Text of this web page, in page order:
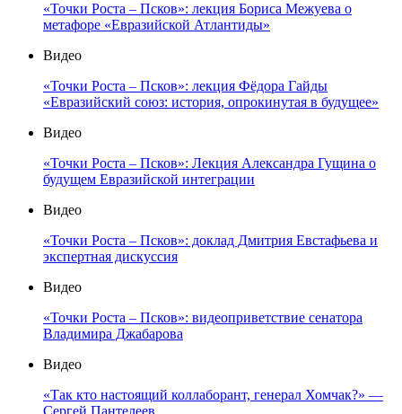
«Точки Роста – Псков»: лекция Бориса Межуева о
метафоре «Евразийской Атлантиды»
Видео
«Точки Роста – Псков»: лекция Фёдора Гайды
«Евразийский союз: история, опрокинутая в будущее»
Видео
«Точки Роста – Псков»: Лекция Александра Гущина о
будущем Евразийской интеграции
Видео
«Точки Роста – Псков»: доклад Дмитрия Евстафьева и
экспертная дискуссия
Видео
«Точки Роста – Псков»: видеоприветствие сенатора
Владимира Джабарова
Видео
«Так кто настоящий коллаборант, генерал Хомчак?» —